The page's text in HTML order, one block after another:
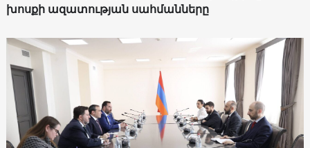
խոսքի ազատության սահմանները